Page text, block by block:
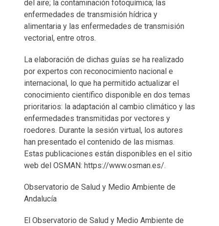
del aire; la contaminación fotoquímica; las
enfermedades de transmisión hídrica y
alimentaria y las enfermedades de transmisión
vectorial, entre otros.
La elaboración de dichas guías se ha realizado
por expertos con reconocimiento nacional e
internacional, lo que ha permitido actualizar el
conocimiento científico disponible en dos temas
prioritarios: la adaptación al cambio climático y las
enfermedades transmitidas por vectores y
roedores. Durante la sesión virtual, los autores
han presentado el contenido de las mismas.
Estas publicaciones están disponibles en el sitio
web del OSMAN: https://www.osman.es/.
Observatorio de Salud y Medio Ambiente de
Andalucía
El Observatorio de Salud y Medio Ambiente de